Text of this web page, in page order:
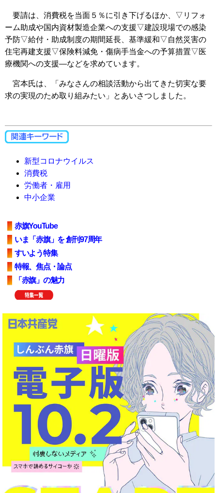
要請は、消費税を当面５％に引き下げるほか、▽リフォ
ーム助成や国内資材製造企業への支援▽建設現場での感染
予防▽給付・助成制度の期間延長、基準緩和▽自然災害の
住宅再建支援▽保険料減免・傷病手当金への予算措置▽医
療機関への支援―などを求めています。
宮本氏は、「みなさんの相談活動から出てきた切実な要
求の実現のため取り組みたい」とあいさつしました。
新型コロナウイルス
消費税
労働者・雇用
中小企業
赤旗YouTube
いま「赤旗」を 創刊97周年
すいよう特集
特報、焦点・論点
「赤旗」の魅力